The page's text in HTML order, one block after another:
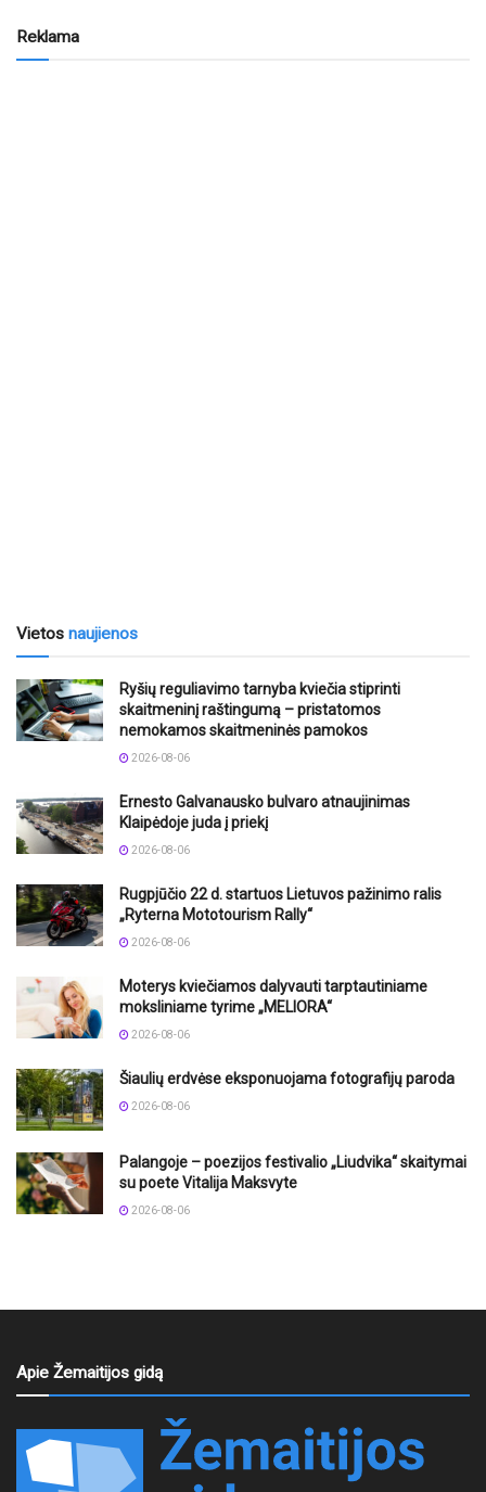
Reklama
Vietos naujienos
Ryšių reguliavimo tarnyba kviečia stiprinti
skaitmeninį raštingumą – pristatomos
nemokamos skaitmeninės pamokos
2026-08-06
Ernesto Galvanausko bulvaro atnaujinimas
Klaipėdoje juda į priekį
2026-08-06
Rugpjūčio 22 d. startuos Lietuvos pažinimo ralis
„Ryterna Mototourism Rally“
2026-08-06
Moterys kviečiamos dalyvauti tarptautiniame
moksliniame tyrime „MELIORA“
2026-08-06
Šiaulių erdvėse eksponuojama fotografijų paroda
2026-08-06
Palangoje – poezijos festivalio „Liudvika“ skaitymai
su poete Vitalija Maksvyte
2026-08-06
Apie Žemaitijos gidą